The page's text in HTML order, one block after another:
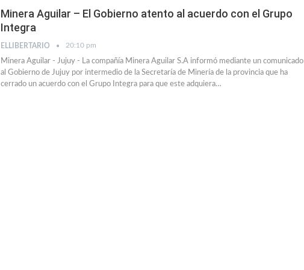
Minera Aguilar – El Gobierno atento al acuerdo con el Grupo
Integra
ELLIBERTARIO 20:10 pm
Minera Aguilar - Jujuy - La compañía Minera Aguilar S.A informó mediante un comunicado
al Gobierno de Jujuy por intermedio de la Secretaría de Minería de la provincia que ha
cerrado un acuerdo con el Grupo Integra para que este adquiera…